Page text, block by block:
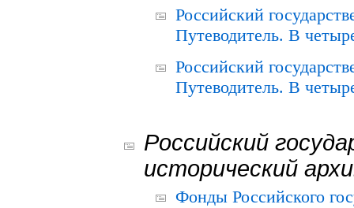
Российский
Путеводитель. В
Российский
Путеводитель. В
Российский
исторический
Фонды Российского